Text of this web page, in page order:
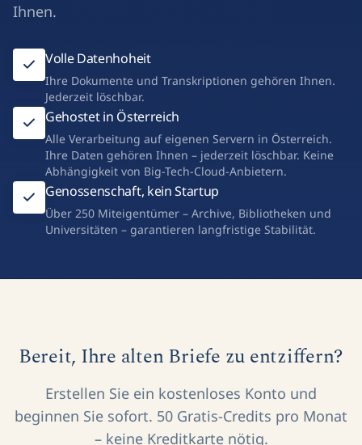
Ihnen.
Volle Datenhoheit
Ihre Dokumente und Transkriptionen gehören Ihnen.
Jederzeit löschbar.
Gehostet in Österreich
Alle Verarbeitung auf eigenen Servern in Österreich.
Ihre Daten gehören Ihnen – jederzeit löschbar. Keine
Abhängigkeit von Big-Tech-Cloud-Anbietern.
Genossenschaft, kein Startup
Über 250 Miteigentümer – Archive, Bibliotheken und
Universitäten – garantieren langfristige Stabilität.
Bereit, Ihre alten Briefe zu entziffern?
Erstellen Sie ein kostenloses Konto und
beginnen Sie sofort. 50 Gratis-Credits pro Monat
– keine Kreditkarte nötig.